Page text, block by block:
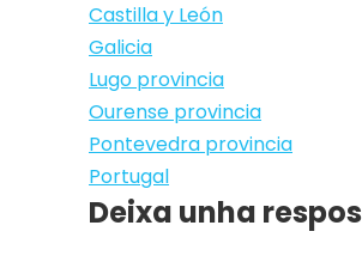
Castilla y León
Galicia
Lugo provincia
Ourense provincia
Pontevedra provincia
Portugal
Deixa unha